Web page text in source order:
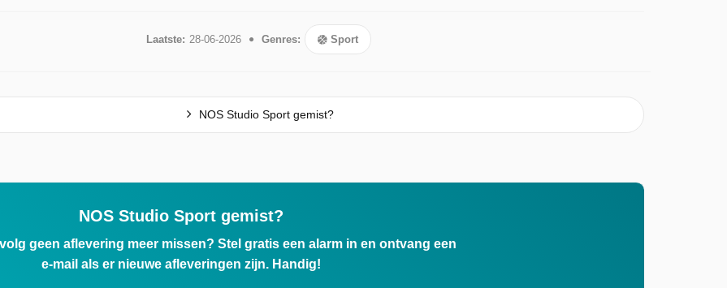
Laatste: 28-06-2026 Genres: Sport
NOS Studio Sport gemist?
NOS Studio Sport gemist?
geen aflevering meer missen? Stel gratis een alarm in en ontvang een
e-mail als er nieuwe afleveringen zijn. Handig!